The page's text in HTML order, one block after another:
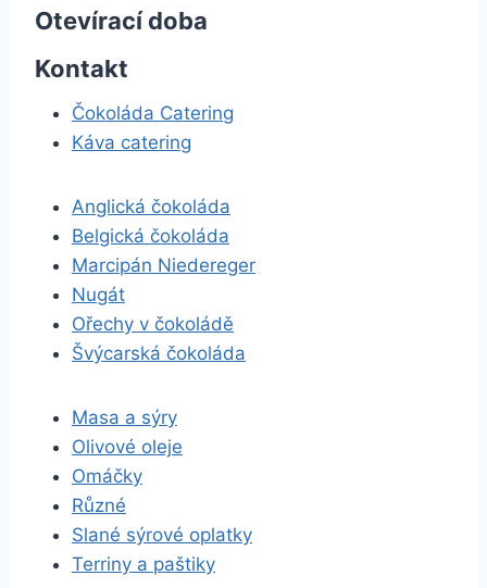
Otevírací doba
Kontakt
Čokoláda Catering
Káva catering
Anglická čokoláda
Belgická čokoláda
Marcipán Niedereger
Nugát
Ořechy v čokoládě
Švýcarská čokoláda
Masa a sýry
Olivové oleje
Omáčky
Různé
Slané sýrové oplatky
Terriny a paštiky